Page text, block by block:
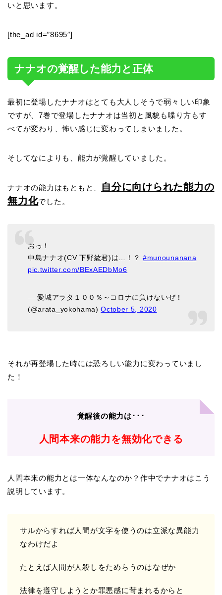
いと思います。
[the_ad id=”8695″]
ナナオの覚醒した能力と正体
最初に登場したナナオはとても大人しそうで弱々しい印象
ですが、7巻で登場したナナオは当初と風貌も喋り方もす
べてが変わり、怖い感じに変わってしまいました。
そしてなによりも、能力が覚醒していました。
ナナオの能力はもともと、
自分に向けられた能力の
無力化でした。
おっ！
中島ナナオ(CV 下野紘君)は…！？#munounanana
pic.twitter.com/BExAEDbMo6
— 愛城アラタ１００％～コロナに負けないぜ！
(@arata_yokohama)October 5, 2020
それが再登場した時には恐ろしい能力に変わっていまし
た！
覚醒後の能力は･･･
人間本来の能力を無効化できる
人間本来の能力とは一体なんなのか？作中でナナオはこう
説明しています。
サルからすれば人間が文字を使うのは立派な異能力
なわけだよ
たとえば人間が人殺しをためらうのはなぜか
法律を遵守しようとか罪悪感に苛まれるからと